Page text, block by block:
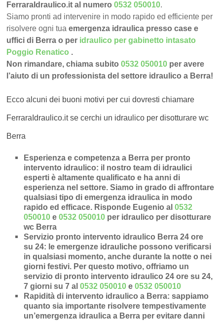
FerraraIdraulico.it al numero0532 050010.
Siamo pronti ad intervenire in modo rapido ed efficiente per
risolvere ogni tuaemergenza idraulica presso case e
uffici di Berra o per idraulico per gabinetto intasato
Poggio Renatico .
Non rimandare, chiama subito0532 050010 per avere
l’aiuto di un professionista del settore idraulico a Berra!
Ecco alcuni dei buoni motivi per cui dovresti chiamare
FerraraIdraulico.it se cerchi un idraulico per disotturare wc
Berra
Esperienza e competenza a Berra per pronto
intervento idraulico: il nostro team di idraulici
esperti è altamente qualificato e ha anni di
esperienza nel settore. Siamo in grado di affrontare
qualsiasi tipo di emergenza idraulica in modo
rapido ed efficace. Risponde Eugenio al0532
050010 e0532 050010 per idraulico per disotturare
wc Berra
Servizio pronto intervento idraulico Berra 24 ore
su 24: le emergenze idrauliche possono verificarsi
in qualsiasi momento, anche durante la notte o nei
giorni festivi. Per questo motivo, offriamo un
servizio di pronto intervento idraulico 24 ore su 24,
7 giorni su 7 al0532 050010 e0532 050010
Rapidità di intervento idraulico a Berra: sappiamo
quanto sia importante risolvere tempestivamente
un’emergenza idraulica a Berra per evitare danni